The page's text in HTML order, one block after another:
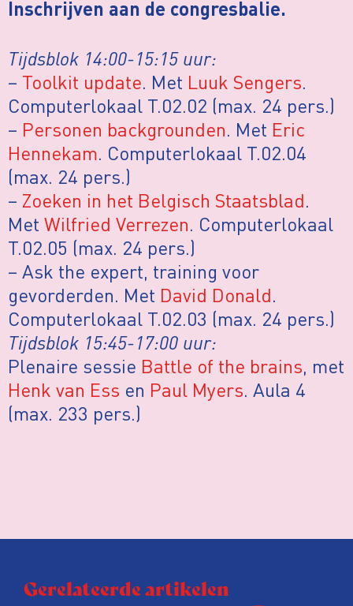
Inschrijven aan de congresbalie.
Tijdsblok 14:00-15:15 uur:
– Toolkit update. Met Luuk Sengers.
Computerlokaal T.02.02 (max. 24 pers.)
– Personen backgrounden. Met Eric
Hennekam. Computerlokaal T.02.04
(max. 24 pers.)
– Zoeken in het Belgisch Staatsblad.
Met Wilfried Verrezen. Computerlokaal
T.02.05 (max. 24 pers.)
– Ask the expert, training voor
gevorderden. Met David Donald.
Computerlokaal T.02.03 (max. 24 pers.)
Tijdsblok 15:45-17:00 uur:
Plenaire sessie Battle of the brains, met
Henk van Ess en Paul Myers. Aula 4
(max. 233 pers.)
Gerelateerde artikelen